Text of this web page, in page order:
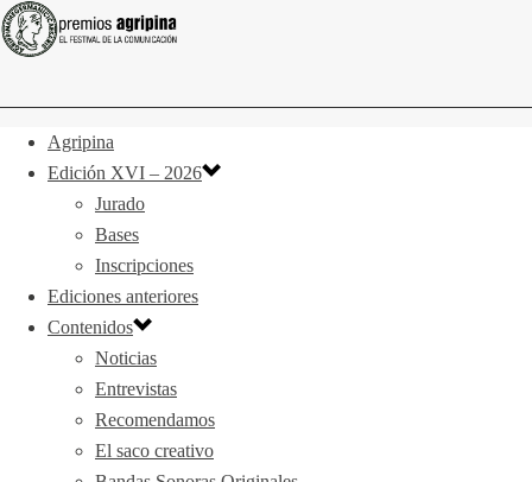
Agripina
Edición XVI – 2026
Jurado
Bases
Inscripciones
Ediciones anteriores
Contenidos
Noticias
Entrevistas
Recomendamos
El saco creativo